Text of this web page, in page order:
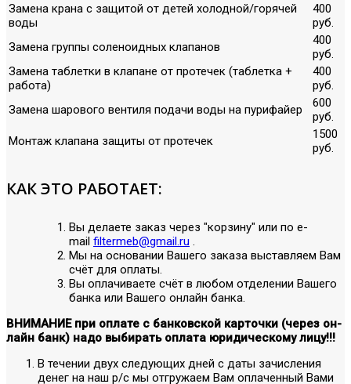
Замена крана с защитой от детей холодной/горячей
воды
400
руб.
Замена группы соленоидных клапанов
400
руб.
Замена таблетки в клапане от протечек (таблетка +
работа)
400
руб.
Замена шарового вентиля подачи воды на пурифайер
600
руб.
Монтаж клапана защиты от протечек
1500
руб.
КАК ЭТО РАБОТАЕТ:
Вы делаете заказ через "корзину" или по е-
mail filtermeb@gmail.ru .
Мы на основании Вашего заказа выставляем Вам
счёт для оплаты.
Вы оплачиваете счёт в любом отделении Вашего
банка или Вашего онлайн банка.
ВНИМАНИЕ при оплате с банковской карточки (через он-
лайн банк) надо выбирать оплата юридическому лицу!!!
В течении двух следующих дней с даты зачисления
денег на наш р/с мы отгружаем Вам оплаченный Вами